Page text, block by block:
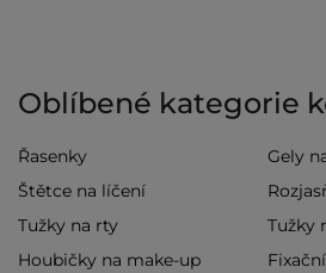
Oblíbené kategorie
Řasenky
Gely
Štětce na líčení
Tužky na rty
Tužky
Houbičky na make-up